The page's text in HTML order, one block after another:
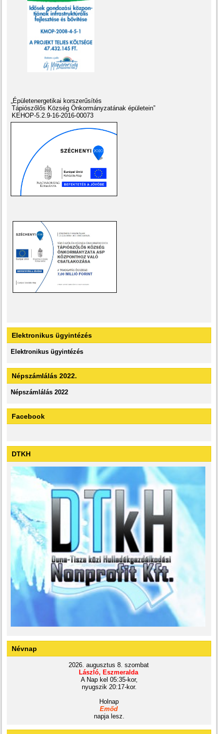
„Épületenergetikai korszerűsítés
Tápiószőlős Község Önkormányzatának épületein”
KEHOP-5.2.9-16-2016-00073
Elektronikus ügyintézés
Elektronikus ügyintézés
Népszámlálás 2022.
Népszámlálás 2022
Facebook
DTKH
Névnap
2026. augusztus 8. szombat
László, Eszmeralda
A Nap kel 05:35-kor,
nyugszik 20:17-kor.
Holnap
Emőd
napja lesz.